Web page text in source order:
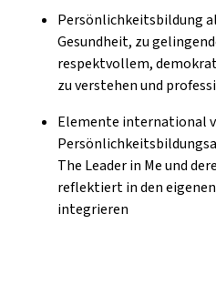
Persönlichkeitsbildung
Gesundheit, zu
respektvollem,
zu verstehen und
Elemente international
The Leader in Me und
reflektiert in den
integrieren